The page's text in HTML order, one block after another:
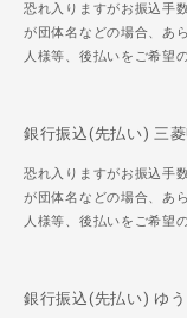
恐れ入りますがお振込手
が団体名などの場合、あ
人様等、後払いをご希望
銀行振込(先払い) 三
恐れ入りますがお振込手
が団体名などの場合、あ
人様等、後払いをご希望
銀行振込(先払い) ゆ